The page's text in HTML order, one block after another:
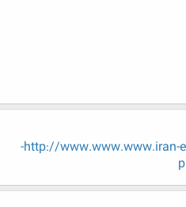
http://www.www.www.iran-eng.ir/showthread.php/191926-